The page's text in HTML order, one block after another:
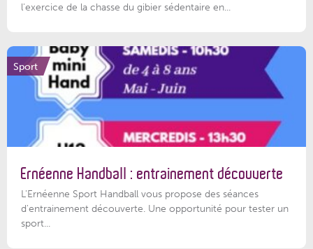
l'exercice de la chasse du gibier sédentaire en...
Sport
Ernéenne Handball : entrainement découverte
L'Ernéenne Sport Handball vous propose des séances
d'entrainement découverte. Une opportunité pour tester un
sport...